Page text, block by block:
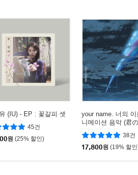
(IU) - EP : 꽃갈피 셋
45건
원 (25% 할인)
your name. 너의
니메이션 음악 (君
ST by Radwimps
스)
38건
17,800원 (19% 할